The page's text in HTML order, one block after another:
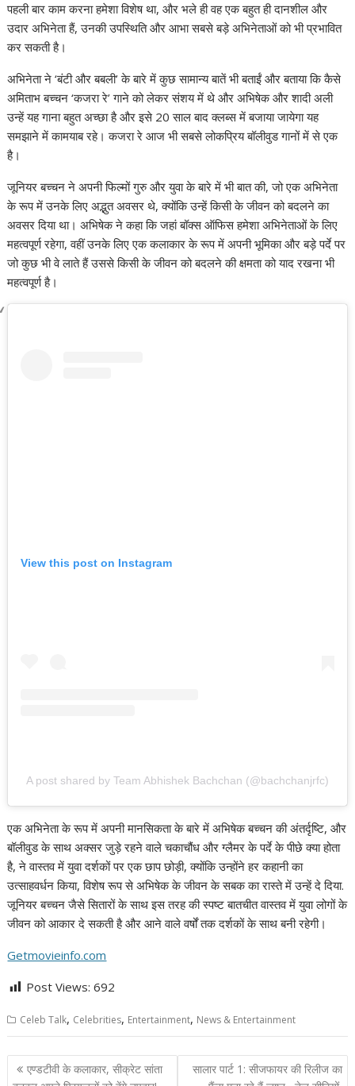
पहली बार काम करना हमेशा विशेष था, और भले ही वह एक बहुत ही दानशील और
उदार अभिनेता हैं, उनकी उपस्थिति और आभा सबसे बड़े अभिनेताओं को भी प्रभावित
कर सकती है।
अभिनेता ने ‘बंटी और बबली’ के बारे में कुछ सामान्य बातें भी बताईं और बताया कि कैसे
अमिताभ बच्चन ‘कजरा रे’ गाने को लेकर संशय में थे और अभिषेक और शादी अली
उन्हें यह गाना बहुत अच्छा है और इसे 20 साल बाद क्लब्स में बजाया जायेगा यह
समझाने में कामयाब रहे। कजरा रे आज भी सबसे लोकप्रिय बॉलीवुड गानों में से एक
है।
जूनियर बच्चन ने अपनी फिल्मों गुरु और युवा के बारे में भी बात की, जो एक अभिनेता
के रूप में उनके लिए अद्भुत अवसर थे, क्योंकि उन्हें किसी के जीवन को बदलने का
अवसर दिया था। अभिषेक ने कहा कि जहां बॉक्स ऑफिस हमेशा अभिनेताओं के लिए
महत्वपूर्ण रहेगा, वहीं उनके लिए एक कलाकार के रूप में अपनी भूमिका और बड़े पर्दे पर
जो कुछ भी वे लाते हैं उससे किसी के जीवन को बदलने की क्षमता को याद रखना भी
महत्वपूर्ण है।
View this post on Instagram
A post shared by Team Abhishek Bachchan (@bachchanjrfc)
एक अभिनेता के रूप में अपनी मानसिकता के बारे में अभिषेक बच्चन की अंतर्दृष्टि, और
बॉलीवुड के साथ अक्सर जुड़े रहने वाले चकाचौंध और ग्लैमर के पर्दे के पीछे क्या होता
है, ने वास्तव में युवा दर्शकों पर एक छाप छोड़ी, क्योंकि उन्होंने हर कहानी का
उत्साहवर्धन किया, विशेष रूप से अभिषेक के जीवन के सबक का रास्ते में उन्हें दे दिया.
जूनियर बच्चन जैसे सितारों के साथ इस तरह की स्पष्ट बातचीत वास्तव में युवा लोगों के
जीवन को आकार दे सकती है और आने वाले वर्षों तक दर्शकों के साथ बनी रहेगी।
Getmovieinfo.com
Post Views: 692
Celeb Talk, Celebrities, Entertainment, News & Entertainment
Post
एण्डटीवी के कलाकार, सीक्रेट सांता
सालार पार्ट 1: सीजफायर की रिलीज का